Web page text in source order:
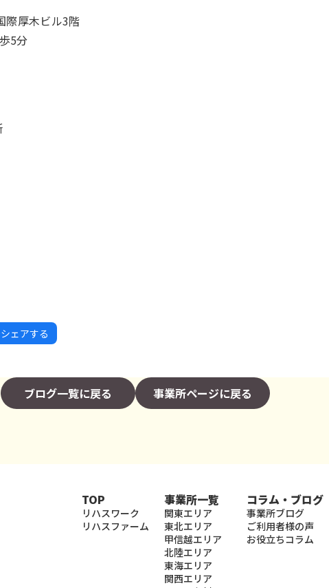
厚木ビル3階
5分
ェアする
ブログ一覧に戻る 事業所ページに戻る
TOP
リハスワーク
リハスファーム
事業所一覧
関東エリア
東北エリア
甲信越エリア
北陸エリア
東海エリア
関西エリア
コラム・ブログ
事業所ブログ
ご利用者様の声
お役立ちコラム